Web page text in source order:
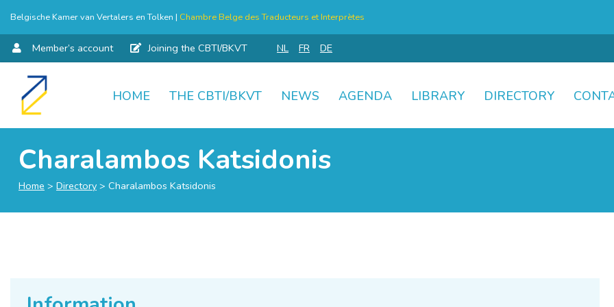
Belgische Kamer van Vertalers en Tolken | Chambre Belge des Traducteurs et Interprètes
Member’s account Joining the CBTI/BKVT NL FR DE
Skip
HOME THE CBTI/BKVT NEWS AGENDA LIBRARY DIRECTORY
Charalambos Katsidonis
Home > Directory > Charalambos Katsidonis